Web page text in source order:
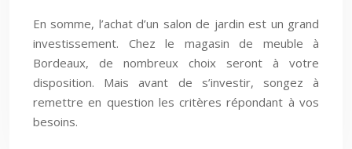
En somme, l’achat d’un salon de jardin est un grand
investissement. Chez le magasin de meuble à
Bordeaux, de nombreux choix seront à votre
disposition. Mais avant de s’investir, songez à
remettre en question les critères répondant à vos
besoins.